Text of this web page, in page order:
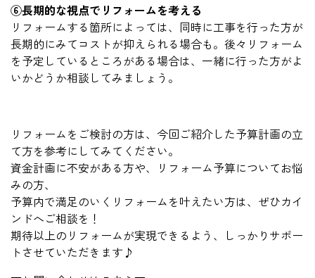
⑥長期的な視点でリフォームを考える
リフォームする箇所によっては、同時に工事を行った方が
長期的にみてコストが抑えられる場合も。後々リフォーム
を予定しているところがある場合は、一緒に行った方がよ
いかどうか相談してみましょう。
リフォームをご検討の方は、今回ご紹介した予算計画の立
て方を参考にしてみてください。
資金計画に不安がある方や、リフォーム予算についてお悩
みの方、
予算内で満足のいくリフォームを叶えたい方は、ぜひカイ
ンドへご相談を！
期待以上のリフォームが実現できるよう、しっかりサポー
トさせていただきます♪